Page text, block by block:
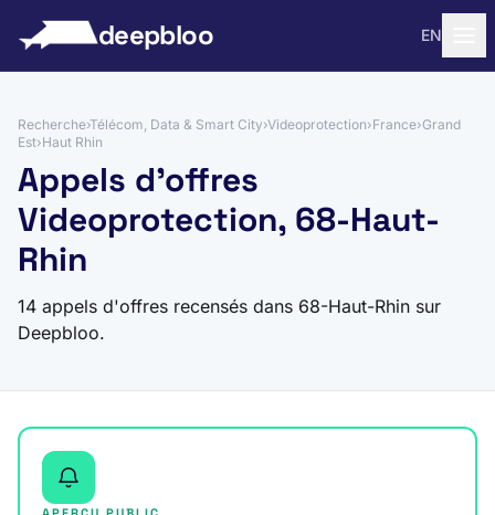
deepbloo EN
Recherche›Télécom, Data & Smart City›Videoprotection›France›Grand
Est›Haut Rhin
Appels d'offres
Videoprotection, 68-Haut-
Rhin
14 appels d'offres recensés dans 68-Haut-Rhin sur
Deepbloo.